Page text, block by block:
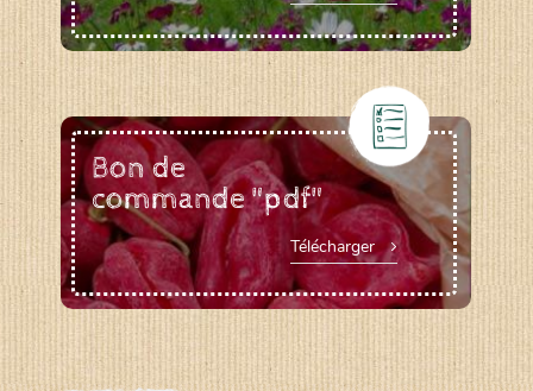
Bon de
commande "pdf"
Télécharger